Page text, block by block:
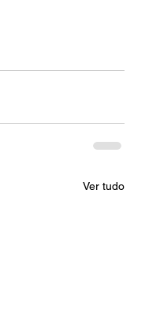
Ver tudo